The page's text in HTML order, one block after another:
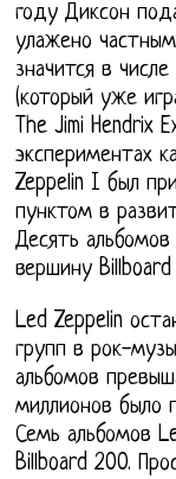
году Диксон
улажено
значится в
(который уже
The Jimi Hendrix
экспериментах
Zeppelin I был
пунктом в
Десять
вершину Billboard
Led Zeppelin
групп в рок-
альбомов
миллионов было
Семь альбомов
Billboard 200.